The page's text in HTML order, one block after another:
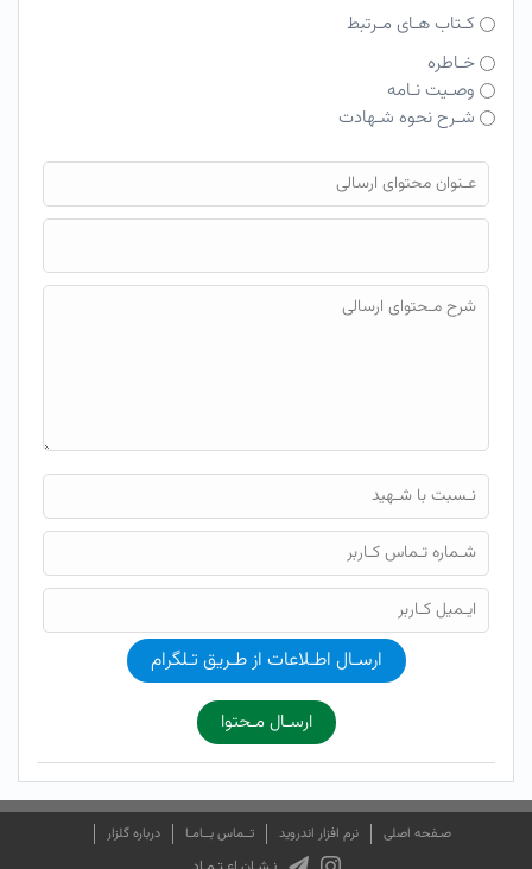
کـتاب هـای مـرتبط
خـاطره
وصـیت نـامه
شـرح نحوه شـهادت
فایل محتوای ارسالی
ارسـال اطـلاعات از طـریق تـلگرام
ارسـال مـحتوا
صـفحه اصلی نرم افزار اندروید تــماس بــامـا درباره گلزار